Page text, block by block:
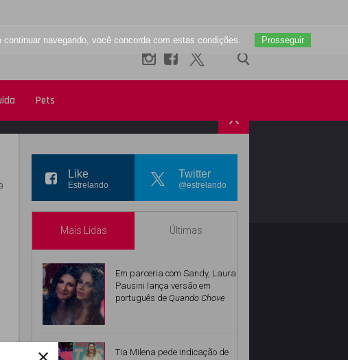
continuar navegando, você concorda com estas condições. Prosseguir
Pets
X
Like
Estrelando
Twitter
@estrelando
Mais Lidas Últimas
Em parceria com Sandy, Laura
Pausini lança versão em
português de Quando Chove
Tia Milena pede indicação de
INSTAGRAM